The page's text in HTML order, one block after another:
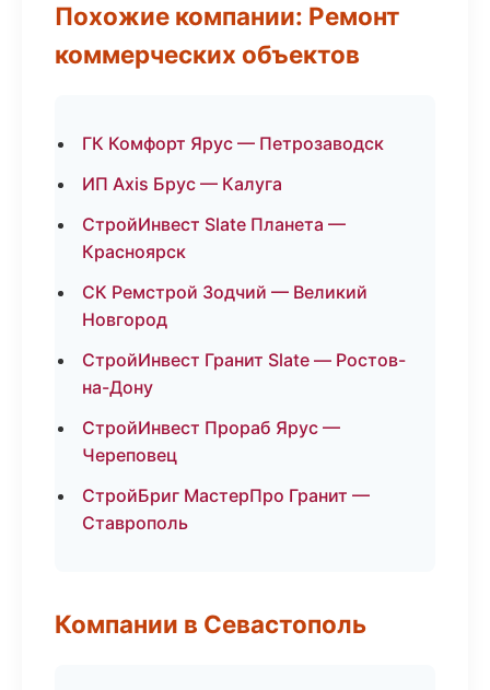
Похожие компании: Ремонт
коммерческих объектов
ГК Комфорт Ярус — Петрозаводск
ИП Axis Брус — Калуга
СтройИнвест Slate Планета —
Красноярск
СК Ремстрой Зодчий — Великий
Новгород
СтройИнвест Гранит Slate — Ростов-
на-Дону
СтройИнвест Прораб Ярус —
Череповец
СтройБриг МастерПро Гранит —
Ставрополь
Компании в Севастополь